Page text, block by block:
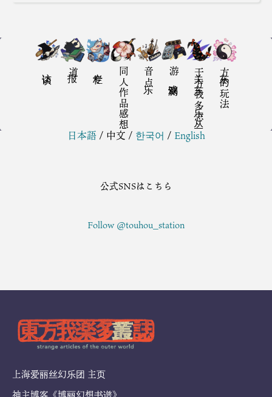
报道 同人作品感想 音乐点 游戏评测 关于东方我乐多丛志 东方的玩法
日本語 / 中文 / 한국어 / English
公式SNSはこちら
Follow @touhou_station
上海爱丽丝幻乐团 主页